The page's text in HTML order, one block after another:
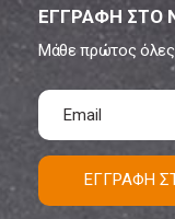
ΕΓΓΡΑΦΗ ΣΤΟ
Μάθε πρώτος
ΕΓΓΡΑΦΗ